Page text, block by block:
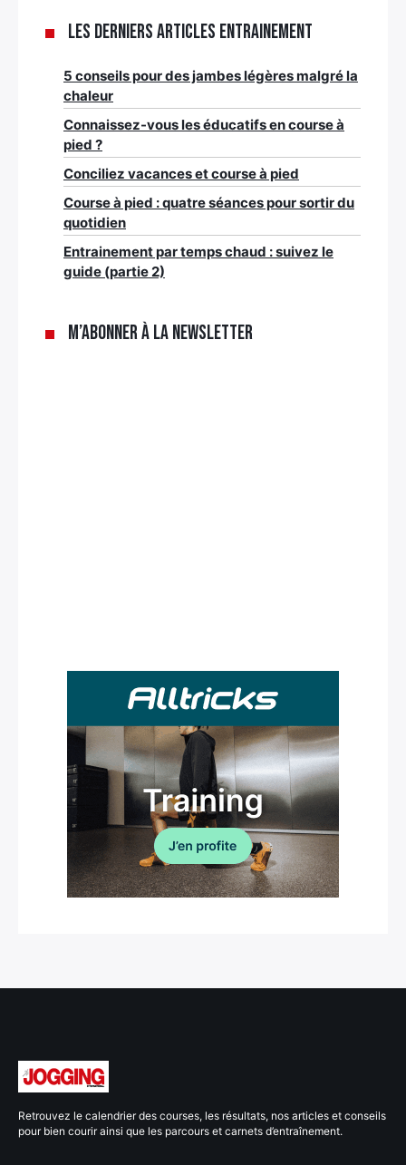
Les derniers articles Entrainement
5 conseils pour des jambes légères malgré la
chaleur
Connaissez-vous les éducatifs en course à
pied ?
Conciliez vacances et course à pied
Course à pied : quatre séances pour sortir du
quotidien
Entrainement par temps chaud : suivez le
guide (partie 2)
M’abonner à la newsletter
Retrouvez le calendrier des courses, les résultats, nos articles et conseils
pour bien courir ainsi que les parcours et carnets d’entraînement.